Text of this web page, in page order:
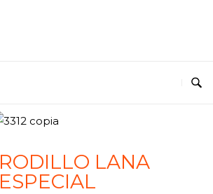
RODILLO LANA
ESPECIAL